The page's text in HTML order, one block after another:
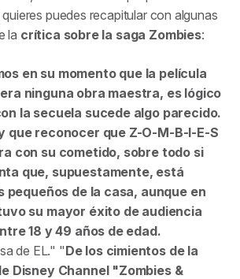
puedes recapitular con algunas
la crítica sobre la saga Zombies:
en su momento que la película
ninguna obra maestra, es lógico
la secuela sucede algo parecido.
que reconocer que Z-O-M-B-I-E-S
con su cometido, sobre todo si
que, supuestamente, está
pequeños de la casa, aunque en
su mayor éxito de audiencia
18 y 49 años de edad.
de EL.
De los cimientos de la
Disney Channel "Zombies &